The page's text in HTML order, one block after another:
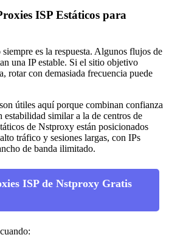
ISP Estáticos para
es la respuesta. Algunos flujos de
una IP estable. Si el sitio objetivo
rotar con demasiada frecuencia puede
son útiles aquí porque combinan confianza
estabilidad similar a la de centros de
de Nstproxy están posicionados
tráfico y sesiones largas, con IPs
de banda ilimitado.
ISP de Nstproxy Gratis